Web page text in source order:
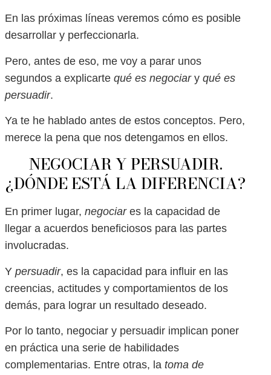
En las próximas líneas veremos cómo es posible
desarrollar y perfeccionarla.
Pero, antes de eso, me voy a parar unos
segundos a explicarte qué es negociary qué es
persuadir.
Ya te he hablado antes de estos conceptos. Pero,
merece la pena que nos detengamos en ellos.
NEGOCIAR Y PERSUADIR.
¿DÓNDE ESTÁ LA DIFERENCIA?
En primer lugar, negociares la capacidad de
llegar a acuerdos beneficiosos para las partes
involucradas.
Y persuadir, es la capacidad para influir en las
creencias, actitudes y comportamientos de los
demás, para lograr un resultado deseado.
Por lo tanto, negociar y persuadir implican poner
en práctica una serie de habilidades
complementarias. Entre otras, la toma de